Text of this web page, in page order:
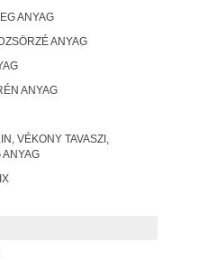
ANYAG
ANYAG
ANYAG
VÉKONY TAVASZI,
ANYAG